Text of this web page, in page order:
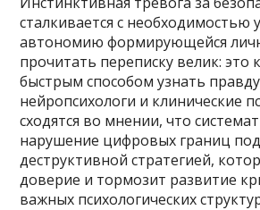
сталкивается с необходимостью
автономию формирующейся
прочитать переписку велик: это
быстрым способом узнать
нейропсихологи и клинические
сходятся во мнении, что
нарушение цифровых границ
деструктивной стратегией,
доверие и тормозит развитие
важных психологических